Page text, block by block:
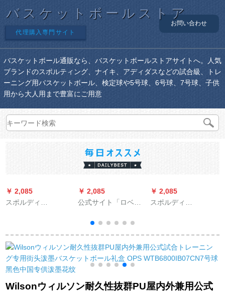
バスケットボールストア
代理購入専門サイト
お問い合わせ
バスケットボール通販なら、バスケットボールストアサイトへ。人気
ブランドのスポルティング、ナイキ、アディダスなどの試合級、トレ
ーニング用バスケットボール、検定球や5号球、6号球、7号球、子供
用から大人用まで豊富にご用意
￥ 2,085
スポルディ
トの泛用PUバームボ
ックス用ボア用ボア
74-21/74-64 Yトラボ
ビル
￥ 2,085
公式サイト「ロベル
の本革质感滑り止め
耐久性抜群7号ボア
·NBAゲーム専门用バ
ーム7号ボア·スタン
ダード·ハンドタッチ
保证10包版
￥ 2,085
スポルディ
hers室外ゴム女子バ
レー6番ボル83-015 y
六番ボル(女子)
Wilsonウィルソン耐久性抜群PU屋内外兼用公式